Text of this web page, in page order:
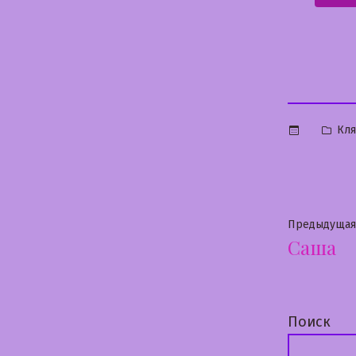
по
Предыдущая
Саша
Поиск